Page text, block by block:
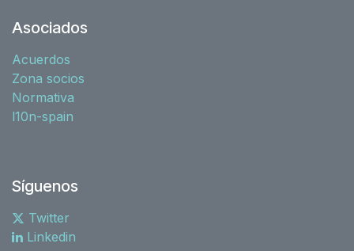
Asociados
Acuerdos
Zona socios
Normativa
l10n-spain
Síguenos
Twitter
Linkedin